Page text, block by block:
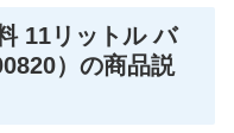
11リットル バ
）の商品説